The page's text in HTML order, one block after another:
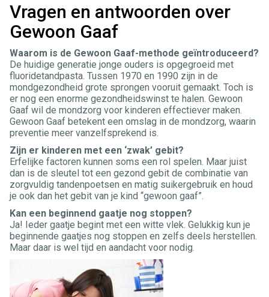
Vragen en antwoorden over
Gewoon Gaaf
Waarom is de Gewoon Gaaf-methode geïntroduceerd?
De huidige generatie jonge ouders is opgegroeid met
fluoridetandpasta. Tussen 1970 en 1990 zijn in de
mondgezondheid grote sprongen vooruit gemaakt. Toch is
er nog een enorme gezondheidswinst te halen. Gewoon
Gaaf wil de mondzorg voor kinderen effectiever maken.
Gewoon Gaaf betekent een omslag in de mondzorg, waarin
preventie meer vanzelfsprekend is.
Zijn er kinderen met een ‘zwak’ gebit?
Erfelijke factoren kunnen soms een rol spelen. Maar juist
dan is de sleutel tot een gezond gebit de combinatie van
zorgvuldig tandenpoetsen en matig suikergebruik en houd
je ook dan het gebit van je kind “gewoon gaaf”.
Kan een beginnend gaatje nog stoppen?
Ja! Ieder gaatje begint met een witte vlek. Gelukkig kun je
beginnende gaatjes nog stoppen en zelfs deels herstellen.
Maar daar is wel tijd en aandacht voor nodig.